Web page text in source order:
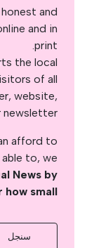
and
and in
print.
the local
of all
website,
newsletter.
afford to
to, we
News by
how small
سنجل